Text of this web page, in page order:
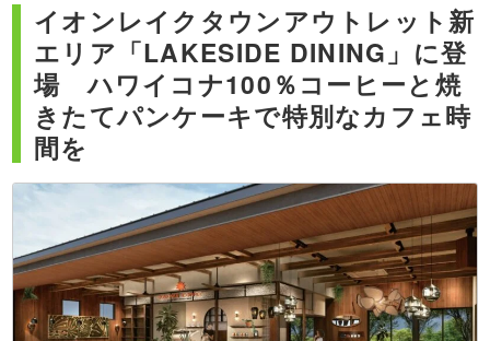
イオンレイクタウンアウトレット新
エリア「LAKESIDE DINING」に登
場 ハワイコナ100％コーヒーと焼
きたてパンケーキで特別なカフェ時
間を